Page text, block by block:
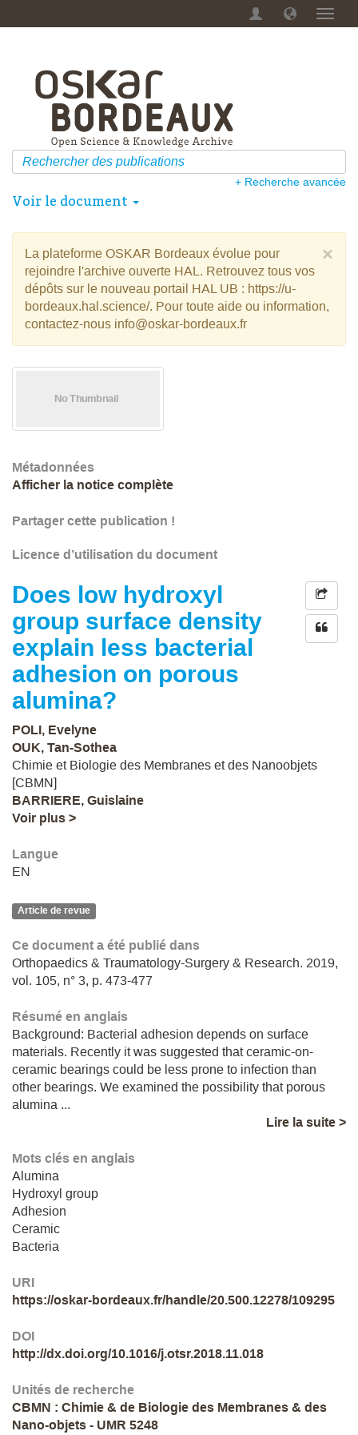
Menu
+ Recherche avancée
Voir le document
×
La plateforme OSKAR Bordeaux évolue pour
rejoindre l'archive ouverte HAL. Retrouvez tous vos
dépôts sur le nouveau portail HAL UB : https://u-
bordeaux.hal.science/. Pour toute aide ou information,
contactez-nous info@oskar-bordeaux.fr
Métadonnées
Afficher la notice complète
Partager cette publication !
Licence d’utilisation du document
Does low hydroxyl
group surface density
explain less bacterial
adhesion on porous
alumina?
POLI, Evelyne
OUK, Tan-Sothea
Chimie et Biologie des Membranes et des Nanoobjets
[CBMN]
BARRIERE, Guislaine
Voir plus >
Langue
EN
Article de revue
Ce document a été publié dans
Orthopaedics & Traumatology-Surgery & Research. 2019,
vol. 105, n° 3, p. 473-477
Résumé en anglais
Background: Bacterial adhesion depends on surface
materials. Recently it was suggested that ceramic-on-
ceramic bearings could be less prone to infection than
other bearings. We examined the possibility that porous
alumina ...
Lire la suite >
Mots clés en anglais
Alumina
Hydroxyl group
Adhesion
Ceramic
Bacteria
URI
https://oskar-bordeaux.fr/handle/20.500.12278/109295
DOI
http://dx.doi.org/10.1016/j.otsr.2018.11.018
Unités de recherche
CBMN : Chimie & de Biologie des Membranes & des
Nano-objets - UMR 5248